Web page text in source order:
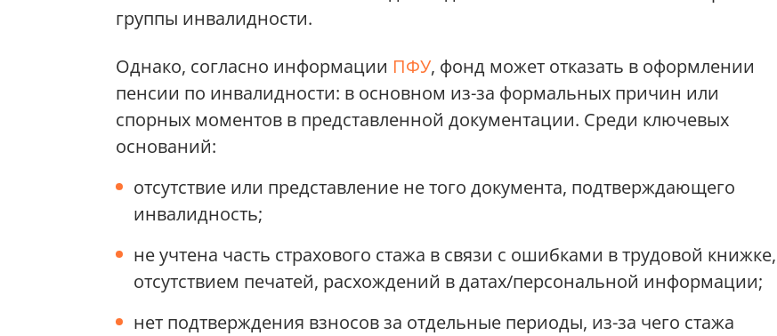
группы инвалидности.
Однако, согласно информации ПФУ, фонд может отказать в оформлении
пенсии по инвалидности: в основном из-за формальных причин или
спорных моментов в представленной документации. Среди ключевых
оснований:
отсутствие или представление не того документа, подтверждающего
инвалидность;
не учтена часть страхового стажа в связи с ошибками в трудовой книжке,
отсутствием печатей, расхождений в датах/персональной информации;
нет подтверждения взносов за отдельные периоды, из-за чего стажа